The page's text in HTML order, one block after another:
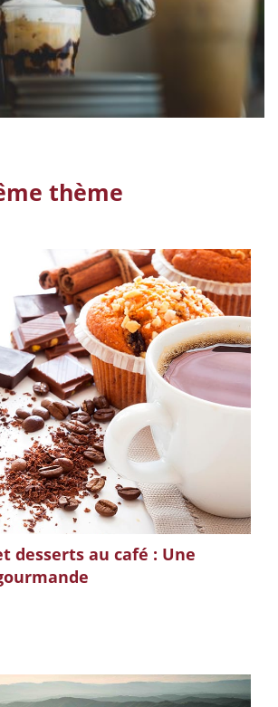
thème
desserts au café : Une